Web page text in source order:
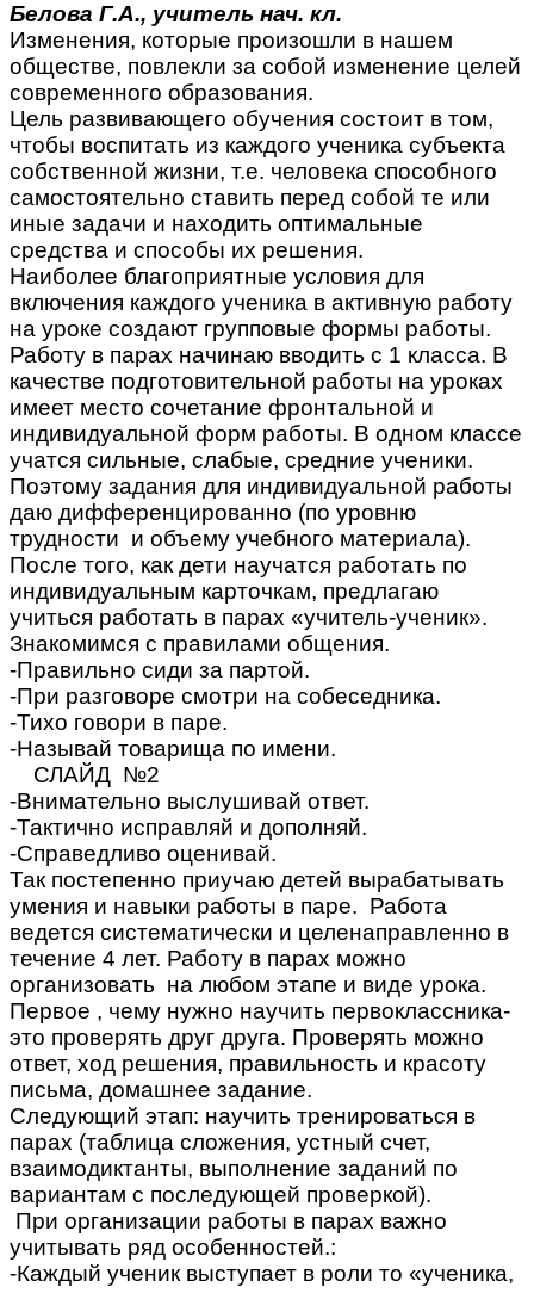
Белова Г.А., учитель нач. кл.
Изменения, которые произошли в нашем
обществе, повлекли за собой изменение целей
современного образования.
Цель развивающего обучения состоит в том,
чтобы воспитать из каждого ученика субъекта
собственной жизни, т.е. человека способного
самостоятельно ставить перед собой те или
иные задачи и находить оптимальные
средства и способы их решения.
Наиболее благоприятные условия для
включения каждого ученика в активную работу
на уроке создают групповые формы работы.
Работу в парах начинаю вводить с 1 класса. В
качестве подготовительной работы на уроках
имеет место сочетание фронтальной и
индивидуальной форм работы. В одном классе
учатся сильные, слабые, средние ученики.
Поэтому задания для индивидуальной работы
даю дифференцированно (по уровню
трудности и объему учебного материала).
После того, как дети научатся работать по
индивидуальным карточкам, предлагаю
учиться работать в парах «учитель-ученик».
Знакомимся с правилами общения.
-Правильно сиди за партой.
-При разговоре смотри на собеседника.
-Тихо говори в паре.
-Называй товарища по имени.
СЛАЙД №2
-Внимательно выслушивай ответ.
-Тактично исправляй и дополняй.
-Справедливо оценивай.
Так постепенно приучаю детей вырабатывать
умения и навыки работы в паре. Работа
ведется систематически и целенаправленно в
течение 4 лет. Работу в парах можно
организовать на любом этапе и виде урока.
Первое , чему нужно научить первоклассника-
это проверять друг друга. Проверять можно
ответ, ход решения, правильность и красоту
письма, домашнее задание.
Следующий этап: научить тренироваться в
парах (таблица сложения, устный счет,
взаимодиктанты, выполнение заданий по
вариантам с последующей проверкой).
При организации работы в парах важно
учитывать ряд особенностей.:
-Каждый ученик выступает в роли то «ученика,